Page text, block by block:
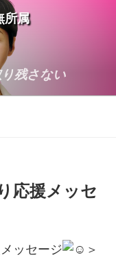
所属
残さない
応援メッセ
ッセージ
＞